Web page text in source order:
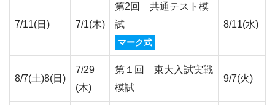
7/11(日) 7/1(木)
第2回 共通テスト模
試
マーク式
8/11(水)
8/7(土)8(日)
7/29
(木)
第１回 東大入試実戦
模試
9/7(火)